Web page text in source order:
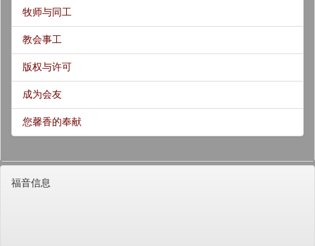
牧师与同工
教会事工
版权与许可
成为会友
您馨香的奉献
福音信息